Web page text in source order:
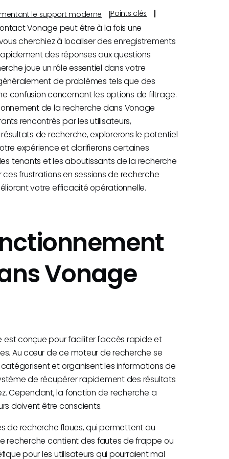
le support moderne Points clés
Vonage peut être à la fois une
cherchiez à localiser des enregistrements
des réponses aux questions
joue un rôle essentiel dans votre
de problèmes tels que des
confusion concernant les options de filtrage.
de la recherche dans Vonage
rencontrés par les utilisateurs,
de recherche, explorerons le potentiel
expérience et clarifierons certaines
tenants et les aboutissants de la recherche
frustrations en sessions de recherche
votre efficacité opérationnelle.
Vonage
conçue pour faciliter l'accès rapide et
Au cœur de ce moteur de recherche se
et organisent les informations de
de récupérer rapidement des résultats
Cependant, la fonction de recherche a
doivent être conscients.
de recherche floues, qui permettent au
recherche contient des fautes de frappe ou
pour les utilisateurs qui pourraient mal